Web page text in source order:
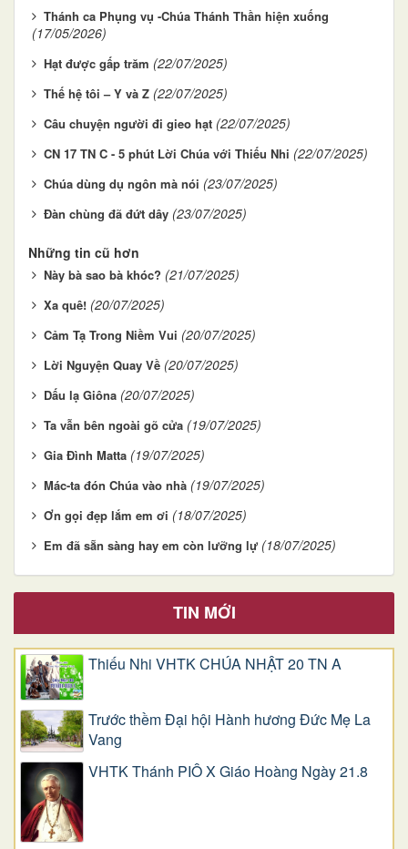
Thánh ca Phụng vụ -Chúa Thánh Thần hiện xuống
(17/05/2026)
Hạt được gấp trăm (22/07/2025)
Thế hệ tôi – Y và Z (22/07/2025)
Câu chuyện người đi gieo hạt (22/07/2025)
CN 17 TN C - 5 phút Lời Chúa với Thiếu Nhi (22/07/2025)
Chúa dùng dụ ngôn mà nói (23/07/2025)
Đàn chùng đã đứt dây (23/07/2025)
Những tin cũ hơn
Này bà sao bà khóc? (21/07/2025)
Xa quê! (20/07/2025)
Cảm Tạ Trong Niềm Vui (20/07/2025)
Lời Nguyện Quay Về (20/07/2025)
Dấu lạ Giôna (20/07/2025)
Ta vẫn bên ngoài gõ cửa (19/07/2025)
Gia Đình Matta (19/07/2025)
Mác-ta đón Chúa vào nhà (19/07/2025)
Ơn gọi đẹp lắm em ơi (18/07/2025)
Em đã sẵn sàng hay em còn lưỡng lự (18/07/2025)
TIN MỚI
Thiếu Nhi VHTK CHÚA NHẬT 20 TN A
Trước thềm Đại hội Hành hương Đức Mẹ La
Vang
VHTK Thánh PIÔ X Giáo Hoàng Ngày 21.8